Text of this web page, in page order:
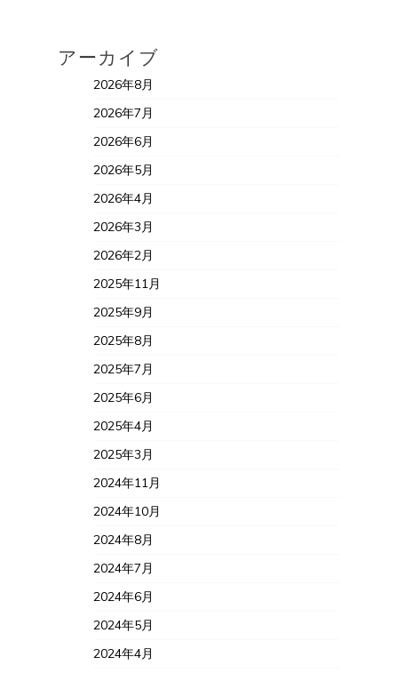
アーカイブ
2026年8月
2026年7月
2026年6月
2026年5月
2026年4月
2026年3月
2026年2月
2025年11月
2025年9月
2025年8月
2025年7月
2025年6月
2025年4月
2025年3月
2024年11月
2024年10月
2024年8月
2024年7月
2024年6月
2024年5月
2024年4月